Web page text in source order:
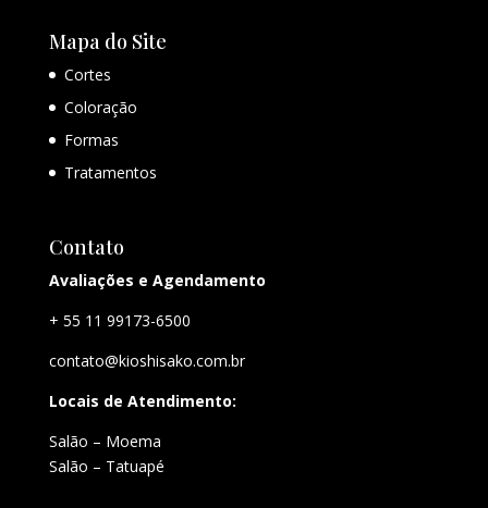
Mapa do Site
Cortes
Coloração
Formas
Tratamentos
Contato
Avaliações e Agendamento
+ 55 11 99173-6500
contato@kioshisako.com.br
Locais de Atendimento:
Salão – Moema
Salão – Tatuapé